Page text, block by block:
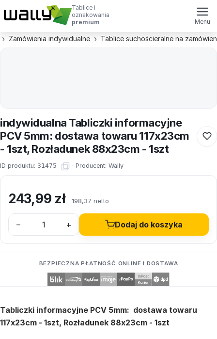
Tablice i
oznakowania
premium
Menu
Zamówienia indywidualne Tablice suchościeralne na
indywidualna Tabliczki informacyjne
PCV 5mm: dostawa towaru 117x23cm
- 1szt, Rozładunek 88x23cm - 1szt
ID produktu: 31475 · Producent: Wally
243,99 zł 198,37 netto
– + Dodaj do koszyka
BEZPIECZNA PŁATNOŚĆ ONLINE I DOSTAWA
Tabliczki informacyjne PCV 5mm: dostawa towaru
117x23cm - 1szt, Rozładunek 88x23cm - 1szt